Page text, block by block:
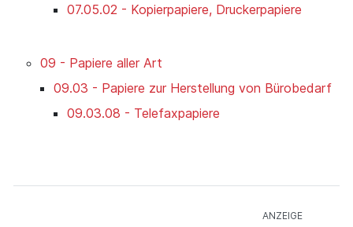
07.05.02 - Kopierpapiere, Druckerpapiere
09 - Papiere aller Art
09.03 - Papiere zur Herstellung von Bürobedarf
09.03.08 - Telefaxpapiere